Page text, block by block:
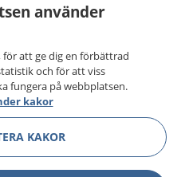
hälsa och information om
du kan kontakta.
och göra dina
1177 för
runt.
må bättre.
använder
för att ge dig en förbättrad
och för att viss
fungera på webbplatsen.
kakor
KAKOR